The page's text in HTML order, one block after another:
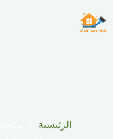
إلى
المحتوى
الرئيسية